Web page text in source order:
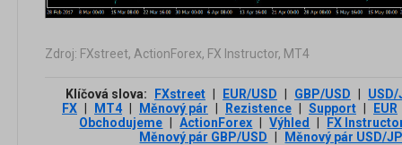
Zdroj: FXstreet, ActionForex, FX Instructor, MT4
Klíčová slova: FXstreet EUR/USD GBP/USD
USD/
FX
MT4 Měnový pár Rezistence Support
EUR
Obchodujeme
ActionForex Výhled
FX
Měnový pár GBP/USD
Měnový pár USD/